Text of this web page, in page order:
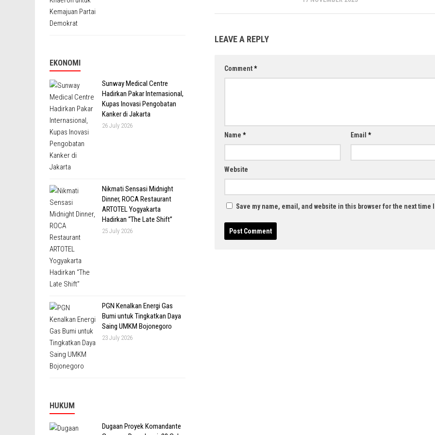
LEAVE A REPLY
Comment*
Name * Email *
Website
Save my name, email, and website in this browser for the next time
EKONOMI
Sunway Medical Centre
Hadirkan Pakar Internasional,
Kupas Inovasi Pengobatan
Kanker di Jakarta
26 July 2026
Nikmati Sensasi Midnight
Dinner, ROCA Restaurant
ARTOTEL Yogyakarta
Hadirkan “The Late Shift”
25 July 2026
PGN Kenalkan Energi Gas
Bumi untuk Tingkatkan Daya
Saing UMKM Bojonegoro
23 July 2026
HUKUM
Dugaan Proyek Komandante